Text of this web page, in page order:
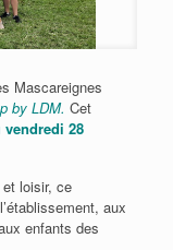
Mascareignes
by LDM. Cet
vendredi 28
loisir, ce
aux
enfants des